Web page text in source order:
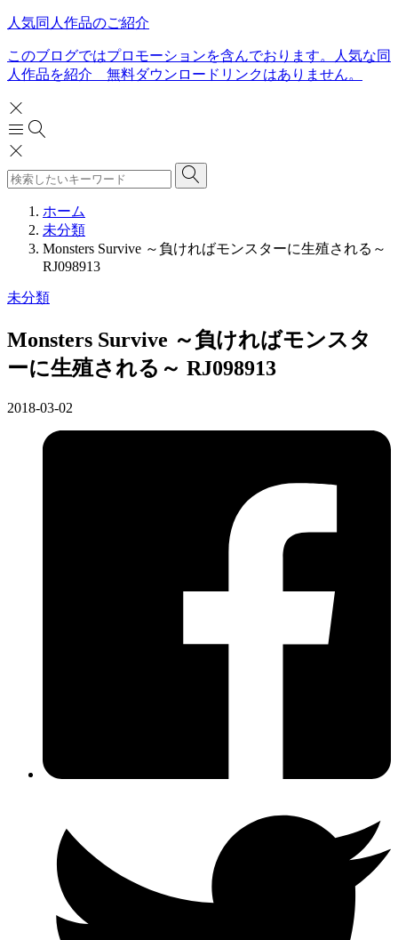
人気同人作品のご紹介
このブログではプロモーションを含んでおります。人気な同
人作品を紹介 無料ダウンロードリンクはありません。
ホーム
未分類
Monsters Survive ～負ければモンスターに生殖される～
RJ098913
未分類
Monsters Survive ～負ければモンスタ
ーに生殖される～ RJ098913
2018-03-02